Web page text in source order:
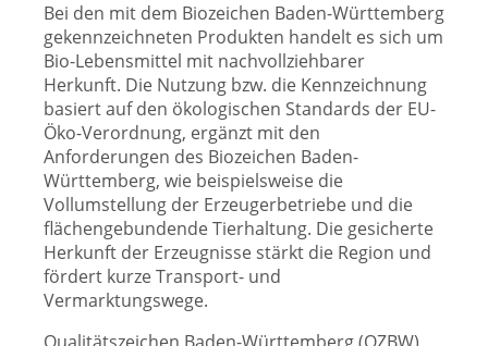
Bei den mit dem Biozeichen Baden-Württemberg
gekennzeichneten Produkten handelt es sich um
Bio-Lebensmittel mit nachvollziehbarer
Herkunft. Die Nutzung bzw. die Kennzeichnung
basiert auf den ökologischen Standards der EU-
Öko-Verordnung, ergänzt mit den
Anforderungen des Biozeichen Baden-
Württemberg, wie beispielsweise die
Vollumstellung der Erzeugerbetriebe und die
flächengebundende Tierhaltung. Die gesicherte
Herkunft der Erzeugnisse stärkt die Region und
fördert kurze Transport- und
Vermarktungswege.